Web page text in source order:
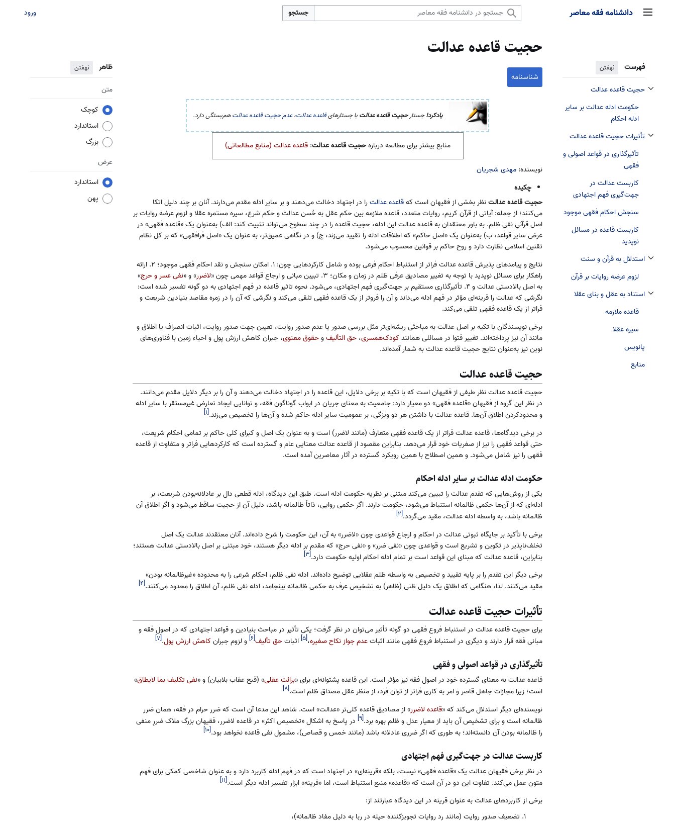
منوی اصلیدانشنامه فقه معاصر جستجو ورود
فهرست نهفتن
حجیت قاعده عدالت
تغییر وضعیت زیربخش‌های حجیت قاعده عدالت
حکومت ادله عدالت بر سایر
ادله احکام
تأثیرات حجیت قاعده عدالت
تغییر وضعیت زیربخش‌های تأثیرات حجیت قاعده عدالت
تأثیرگذاری در قواعد اصولی و
فقهی
کاربست عدالت در
جهت‌گیری فهم اجتهادی
سنجش احکام فقهی موجود
کاربست قاعده در مسائل
نوپدید
استدلال به قرآن و سنت
تغییر وضعیت زیربخش‌های استدلال به قرآن و سنت
لزوم عرضه روایات بر قرآن
استناد به عقل و بنای عقلا
تغییر وضعیت زیربخش‌های استناد به عقل و بنای عقلا
قاعده ملازمه
سیره عقلا
پانویس
منابع
حجیت قاعده عدالت
شناسنامه
ظاهر نهفتن
متن
کوچک
استاندارد
بزرگ
عرض
استاندارد
پهن
یادکرد!جستارحجیت قاعده عدالتبا جستارهایقاعده عدالت،عدم حجیت قاعده عدالتهم‌بستگی دارد.
منابع بیشتر برای مطالعه دربارهحجیت قاعده عدالت:قاعده عدالت (منابع مطالعاتی)
نویسنده: مهدی شجریان
چکیده
حجیت قاعده عدالتنظر بخشی از فقیهان است کهقاعده عدالترا در اجتهاد دخالت می‌دهند و بر سایر ادله مقدم می‌دارند. آنان بر چند دلیل اتکا
می‌کنند؛ از جمله: آیاتی از قرآن کریم، روایات متعدد، قاعده ملازمه بین حکم عقل به حُسن عدالت و حکم شرع، سیره مستمره عقلا و لزوم عرضه روایات بر
اصل قرآنیِ نفی ظلم. به باور معتقدان به قاعده عدالت این ادله، حجیت قاعده را در چند سطوح می‌تواند تثبیت کند: الف) به‌عنوان یک «قاعده فقهی» در
عرض سایر قواعد، ب) به‌عنوان یک «اصل حاکم» که اطلاقات ادله را تقیید می‌زند، ج) و در نگاهی عمیق‌تر، به عنوان یک «اصل فرافقهی» که بر کل نظام
تقنین اسلامی نظارت دارد و روح حاکم بر قوانین محسوب می‌شود.
نتایج و پیامدهای پذیرش قاعده عدالت فراتر از استنباط احکام فرعی بوده و شامل کارکردهایی چون: ۱. امکان سنجش و نقد احکام فقهی موجود؛ ۲. ارائه
راهکار برای مسائل نوپدید با توجه به تغییر مصادیق عرفی ظلم در زمان و مکان؛ ۳. تبیین مبانی و ارجاع قواعد مهمی چون «
لاضرر» و «نفی عسر و حرج»
به اصل بالادستی عدالت و ۴. تأثیرگذاری مستقیم بر جهت‌گیری فهم اجتهادی، می‌شود. نحوه تاثیر قاعده در فهم اجتهادی به دو گونه تفسیر شده است:
نگرشی که عدالت را قرینه‌ای مؤثر در فهم ادله می‌داند و آن را فروتر از یک قاعده فقهی تلقی می‌کند و نگرشی که آن را در زمره مقاصد بنیادین شریعت و
فراتر از یک قاعده فقهی تلقی می‌کند.
برخی نویسندگان با تکیه بر اصل عدالت به مباحثی ریشه‌ای‌تر مثل بررسی صدور یا عدم صدور روایت، تعیین جهت صدور روایت، اثبات انصراف یا اطلاق و
مانند آن نیز پرداخته‌اند. تغییر فتوا در مسائلی همانند کودک‌همسری، حق التألیفوحقوق معنوی، جبران کاهش ارزش پول و احیاء زمین با فناوری‌های
نوین نیز به‌عنوان نتایج حجیت قاعده عدالت به شمار آمده‌اند.
حجیت قاعده عدالت
حجیت قاعده عدالت نظر طیفی از فقیهان است که با تکیه بر برخی دلایل، این قاعده را در اجتهاد دخالت می‌دهند و آن را بر دیگر دلایل مقدم می‌دانند.
در نظر این گروه از فقیهان «قاعده فقهی» دو معیار دارد: جامعیت به معنای جریان در ابواب گوناگون فقه، و توانایی ایجاد تعارض غیرمستقر با سایر ادله
و محدودکردن اطلاق آن‌ها. قاعده عدالت با داشتن هر دو ویژگی، بر عمومیت سایر ادله حاکم شده و آن‌ها را تخصیص می‌زند.[۱]
در برخی دیدگاه‌ها، قاعده عدالت فراتر از یک قاعده فقهی متعارف (مانند لاضرر) است و به عنوان یک اصل و کبرای کلی حاکم بر تمامی احکام شریعت،
حتی قواعد فقهی را نیز از صغریات خود قرار می‌دهد. بنابراین مقصود از قاعده عدالت معنایی عام و گسترده است که کارکردهایی فراتر و متفاوت از قاعده
فقهی را نیز شامل می‌شود. و همین اصطلاح با همین رویکرد گسترده در آثار معاصرین آمده است.
حکومت ادله عدالت بر سایر ادله احکام
یکی از روش‌هایی که تقدم عدالت را تبیین می‌کند مبتنی بر نظریه حکومت ادله است. طبق این دیدگاه، ادله قطعی دال بر عادلانه‌بودن شریعت، بر
ادله‌ای که از آن‌ها حکمی ظالمانه استنباط می‌شود، حکومت دارند. اگر حکمی روایی، ذاتاً ظالمانه باشد، دلیل آن از حجیت ساقط می‌شود و اگر اطلاق آن
ظالمانه باشد، به واسطه ادله عدالت، مقید می‌گردد.[۲]
برخی با تأکید بر جایگاه ثبوتی عدالت در احکام و ارجاع قواعدی چون «لاضرر» به آن، این حکومت را شرح داده‌اند. آنان معتقدند عدالت یک اصل
تخلف‌ناپذیر در تکوین و تشریع است و قواعدی چون «نفی ضرر» و «نفی حرج» که مقدم بر ادله دیگر هستند، خود مبتنی بر اصل بالادستی عدالت هستند؛
بنابراین، قاعده عدالت که مبنای این قواعد است بر تمام ادله احکام اولیه حکومت دارد.[۳]
برخی دیگر این تقدم را بر پایه تقیید و تخصیص به واسطه ظلم عقلایی توضیح داده‌اند. ادله نفی ظلم، احکام شرعی را به محدوده «غیرظالمانه بودن»
مقید می‌کنند. لذا، هنگامی که اطلاق یک دلیل ظنی (ظاهر) به تشخیص عرف به حکمی ظالمانه بینجامد، ادله نفی ظلم، آن اطلاق را محدود می‌کنند.[۴]
تأثیرات حجیت قاعده عدالت
برای حجیت قاعده عدالت در استنباط فروع فقهی دو گونه تأثیر می‌توان در نظر گرفت؛ یکی تأثیر در مباحث بنیادین و قواعد اجتهادی که در اصول فقه و
مبانی فقه قرار دارند و دیگری در استنباط فروع فقهی مانند اثباتعدم جواز نکاح صغیره،[۵] اثباتحق تألیف[۶] و لزوم جبران کاهش ارزش پول.
[۷]
تأثیرگذاری در قواعد اصولی و فقهی
قاعده عدالت به معنای گسترده خود در اصول فقه نیز مؤثر است. این قاعده پشتوانه‌ای برای «برائت عقلی» (قبح عقاب بلابیان) و «نفی تکلیف بما لایطاق»
است؛ زیرا مجازات جاهل قاصر و امر به کاری فراتر از توان فرد، از منظر عقل مصداق ظلم است.[۸]
نویسنده‌ای دیگر استدلال می‌کند که «قاعده لاضرر» از مصادیق قاعده کلی‌تر «عدالت» است. شاهد این مدعا آن است که ضرر حرام در فقه، همان ضرر
ظالمانه است و برای تشخیص آن باید از معیار عدل و ظلم بهره برد.[۹] در پاسخ به اشکال «تخصیص اکثر» در قاعده لاضرر، فقیهان بزرگ ملاک ضررِ منفی
را ظالمانه بودن آن دانسته‌اند؛ به طوری که اگر ضرری عادلانه باشد (مانند خمس و قصاص)، مشمول نفی قاعده نخواهد بود.[۱۰]
کاربست عدالت در جهت‌گیری فهم اجتهادی
در نظر برخی فقیهان عدالت یک «قاعده فقهی» نیست، بلکه «قرینه‌ای» در اجتهاد است که در فهم ادله کاربرد دارد و به عنوان شاخصی کمکی برای فهم
متون عمل می‌کند. تفاوت این دو در آن است که «قاعده» منبع استنباط است، اما «قرینه» ابزار تفسیر ادله دیگر است.[۱۱]
برخی از کاربردهای عدالت به عنوان قرینه در این دیدگاه عبارتند از:
تضعیف صدور روایت (مانند رد روایات تجویزکننده حیله در ربا به دلیل مفاد ظالمانه)،